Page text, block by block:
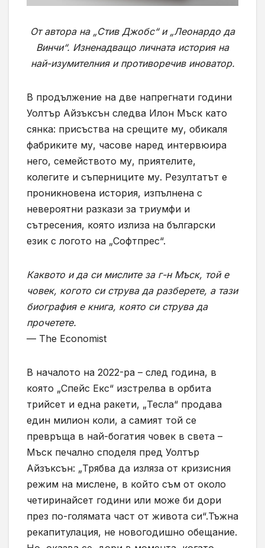
От автора на „Стив Джобс“ и „Леонардо да
Винчи“. Изненадващо личната история на
най-изумителния и противоречив иноватор.
В продължение на две напрегнати години
Уолтър Айзъксън следва Илон Мъск като
сянка: присъства на срещите му, обикаля
фабриките му, часове наред интервюира
него, семейството му, приятелите,
колегите и съперниците му. Резултатът е
проникновена история, изпълнена с
невероятни разкази за триумфи и
сътресения, която излиза на български
език с логото на „Софтпрес“.
Каквото и да си мислите за г-н Мъск, той е
човек, когото си струва да разберете, а тази
биография е книга, която си струва да
прочетете.
— The Economist
В началото на 2022-ра – след година, в
която „Спейс Екс“ изстрелва в орбита
трийсет и една ракети, „Тесла“ продава
един милион коли, а самият той се
превръща в най-богатия човек в света –
Мъск печално споделя пред Уолтър
Айзъксън: „Трябва да изляза от кризисния
режим на мислене, в който съм от около
четиринайсет години или може би дори
през по-голямата част от живота си“.Тъжна
рекапитулация, не новогодишно обещание.